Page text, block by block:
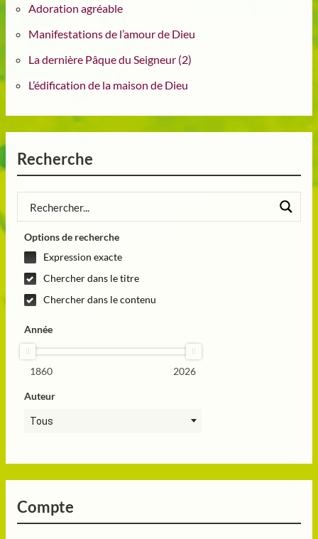
Adoration agréable
Manifestations de l’amour de Dieu
La dernière Pâque du Seigneur (2)
L’édification de la maison de Dieu
Recherche
Options de recherche
Expression exacte
Chercher dans le titre
Chercher dans le contenu
Année
1860 2026
Auteur
Tous
Compte